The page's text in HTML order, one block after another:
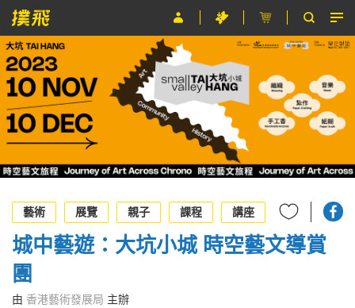
節目
主辦單位
關於撲飛
條款及細則
EN
藝術
展覽 親子 課程 講座
城中藝遊：大坑小城 時空藝文導賞
團
由 香港藝術發展局 主辦